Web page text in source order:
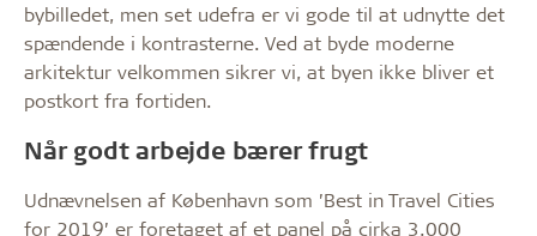
bybilledet, men set udefra er vi gode til at udnytte det
spændende i kontrasterne. Ved at byde moderne
arkitektur velkommen sikrer vi, at byen ikke bliver et
postkort fra fortiden.
Når godt arbejde bærer frugt
Udnævnelsen af København som ’Best in Travel Cities
for 2019’ er foretaget af et panel på cirka 3.000